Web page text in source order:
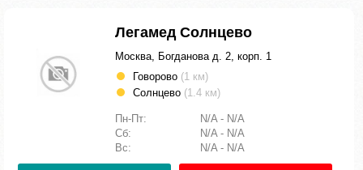
Легамед Солнцево
Москва, Богданова д. 2, корп. 1
Говорово (1 км)
Солнцево (1.4 км)
Пн-Пт:
N/A - N/A
Сб:
N/A - N/A
Вс:
N/A - N/A